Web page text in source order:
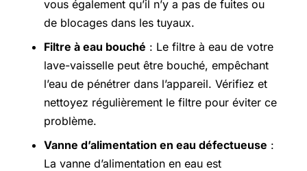
vous également qu’il n’y a pas de fuites ou
de blocages dans les tuyaux.
Filtre à eau bouché : Le filtre à eau de votre
lave-vaisselle peut être bouché, empêchant
l’eau de pénétrer dans l’appareil. Vérifiez et
nettoyez régulièrement le filtre pour éviter ce
problème.
Vanne d’alimentation en eau défectueuse :
La vanne d’alimentation en eau est